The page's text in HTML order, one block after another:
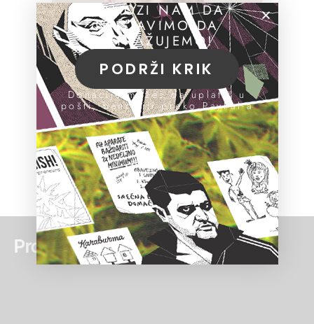
Pročitaj još:
POMOZI NAM DA
NASTAVIMO DA
ISTRAŽUJEMO!
PODRŽI KRIK
Donacije možeš da uplatiš u
pošti, banci ili preko PayPal-a